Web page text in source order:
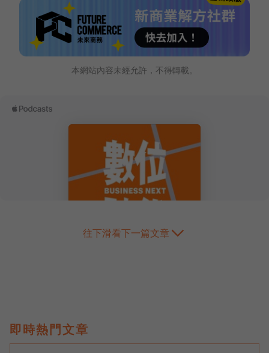
本網站內容未經允許，不得轉載。
往下滑看下一篇文章
即時熱門文章